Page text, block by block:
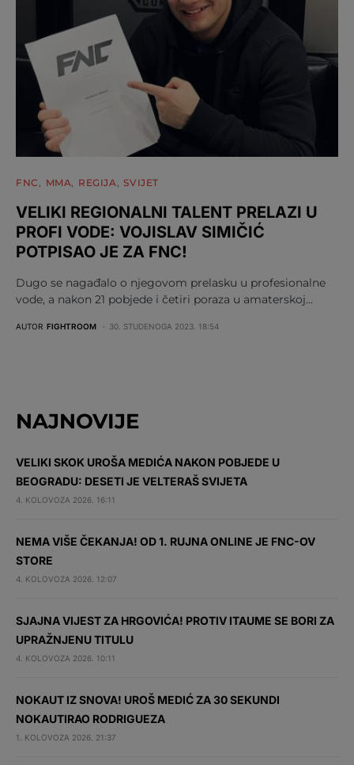
FNC MMA REGIJA SVIJET
VELIKI REGIONALNI TALENT PRELAZI U
PROFI VODE: VOJISLAV SIMIČIĆ
POTPISAO JE ZA FNC!
Dugo se nagađalo o njegovom prelasku u profesionalne
vode, a nakon 21 pobjede i četiri poraza u amaterskoj…
AUTOR FIGHTROOM 30. STUDENOGA 2023. 18:54
NAJNOVIJE
VELIKI SKOK UROŠA MEDIĆA NAKON POBJEDE U
BEOGRADU: DESETI JE VELTERAŠ SVIJETA
4. KOLOVOZA 2026. 16:11
NEMA VIŠE ČEKANJA! OD 1. RUJNA ONLINE JE FNC-OV
STORE
4. KOLOVOZA 2026. 12:07
SJAJNA VIJEST ZA HRGOVIĆA! PROTIV ITAUME SE BORI ZA
UPRAŽNJENU TITULU
4. KOLOVOZA 2026. 10:11
NOKAUT IZ SNOVA! UROŠ MEDIĆ ZA 30 SEKUNDI
NOKAUTIRAO RODRIGUEZA
1. KOLOVOZA 2026. 21:37